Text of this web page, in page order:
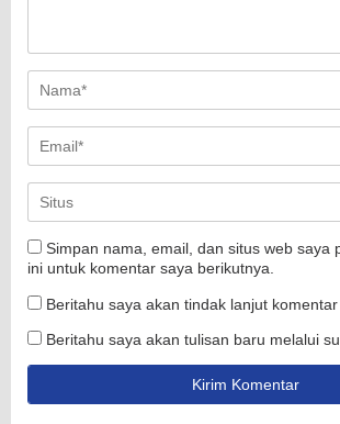
Simpan nama, email, dan situs web saya
ini untuk komentar saya berikutnya.
Beritahu saya akan tindak lanjut komentar
Beritahu saya akan tulisan baru melalui